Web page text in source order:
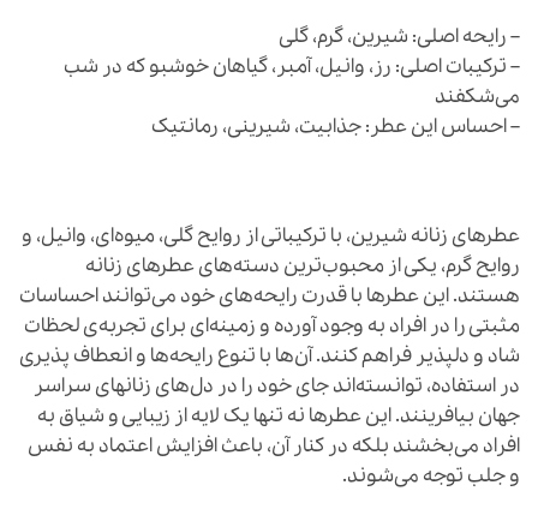
– رایحه اصلی: شیرین، گرم، گلی
– ترکیبات اصلی: رز، وانیل، آمبر، گیاهان خوشبو که در شب
می‌شکفند
– احساس این عطر: جذابیت، شیرینی، رمانتیک
عطرهای زنانه شیرین، با ترکیباتی از روایح گلی، میوه‌ای، وانیل، و
روایح گرم، یکی از محبوب‌ترین دسته‌های عطرهای زنانه
هستند. این عطرها با قدرت رایحه‌های خود می‌توانند احساسات
مثبتی را در افراد به وجود آورده و زمینه‌ای برای تجربه‌ی لحظات
شاد و دلپذیر فراهم کنند. آن‌ها با تنوع رایحه‌ها و انعطاف پذیری
در استفاده، توانسته‌اند جای خود را در دل‌های زنانهای سراسر
جهان بیافرینند. این عطرها نه تنها یک لایه از زیبایی و شیاق به
افراد می‌بخشند بلکه در کنار آن، باعث افزایش اعتماد به نفس
و جلب توجه می‌شوند.